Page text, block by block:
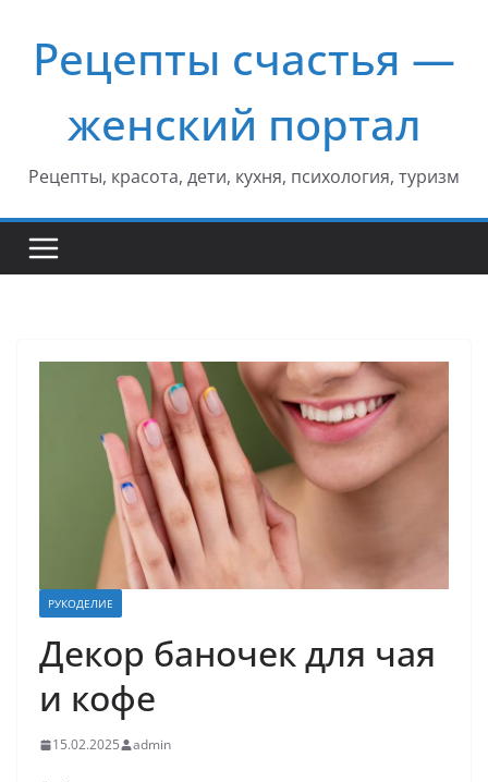
содержимому
Рецепты счастья —
женский портал
Рецепты, красота, дети, кухня, психология, туризм
РУКОДЕЛИЕ
Декор баночек для чая
и кофе
15.02.2025 admin